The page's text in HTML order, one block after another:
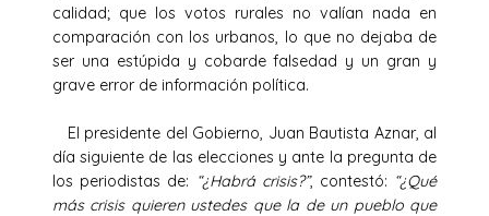
calidad; que los votos rurales no valían nada en
comparación con los urbanos, lo que no dejaba de
ser una estúpida y cobarde falsedad y un gran y
grave error de información política.
El presidente del Gobierno, Juan Bautista Aznar, al
día siguiente de las elecciones y ante la pregunta de
los periodistas de: “¿Habrá crisis?”, contestó: “¿Qué
más crisis quieren ustedes que la de un pueblo que